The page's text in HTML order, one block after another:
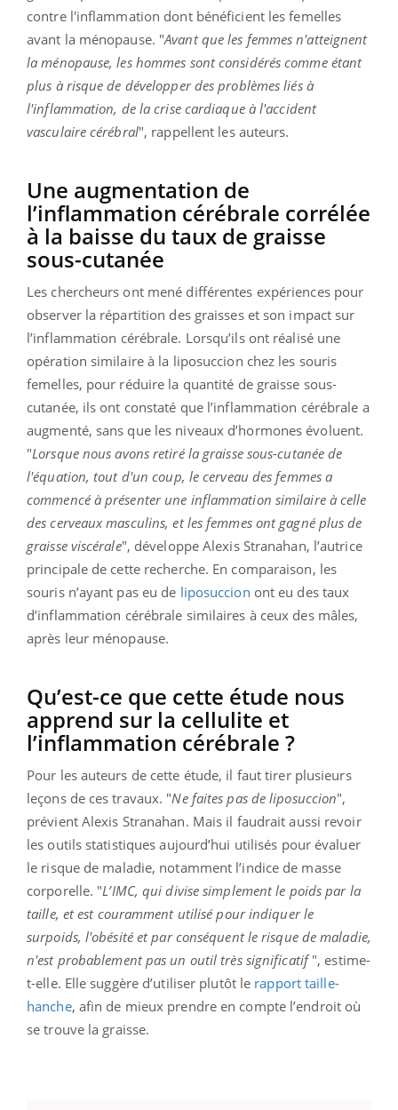
contre l'inflammation dont bénéficient les femelles
avant la ménopause. "Avant que les femmes n'atteignent
la ménopause, les hommes sont considérés comme étant
plus à risque de développer des problèmes liés à
l'inflammation, de la crise cardiaque à l'accident
vasculaire cérébral", rappellent les auteurs.
Une augmentation de
l’inflammation cérébrale corrélée
à la baisse du taux de graisse
sous-cutanée
Les chercheurs ont mené différentes expériences pour
observer la répartition des graisses et son impact sur
l’inflammation cérébrale. Lorsqu’ils ont réalisé une
opération similaire à la liposuccion chez les souris
femelles, pour réduire la quantité de graisse sous-
cutanée, ils ont constaté que l’inflammation cérébrale a
augmenté, sans que les niveaux d’hormones évoluent.
"Lorsque nous avons retiré la graisse sous-cutanée de
l'équation, tout d'un coup, le cerveau des femmes a
commencé à présenter une inflammation similaire à celle
des cerveaux masculins, et les femmes ont gagné plus de
graisse viscérale", développe Alexis Stranahan, l’autrice
principale de cette recherche. En comparaison, les
souris n’ayant pas eu de liposuccion ont eu des taux
d’inflammation cérébrale similaires à ceux des mâles,
après leur ménopause.
Qu’est-ce que cette étude nous
apprend sur la cellulite et
l’inflammation cérébrale ?
Pour les auteurs de cette étude, il faut tirer plusieurs
leçons de ces travaux. "Ne faites pas de liposuccion",
prévient Alexis Stranahan. Mais il faudrait aussi revoir
les outils statistiques aujourd’hui utilisés pour évaluer
le risque de maladie, notamment l’indice de masse
corporelle. "L’IMC, qui divise simplement le poids par la
taille, etest couramment utilisé pour indiquer le
surpoids, l'obésité et par conséquent le risque de maladie,
n'est probablement pas un outil très significatif", estime-
t-elle. Elle suggère d’utiliser plutôt le rapport taille-
hanche, afin de mieux prendre en compte l’endroit où
se trouve la graisse.